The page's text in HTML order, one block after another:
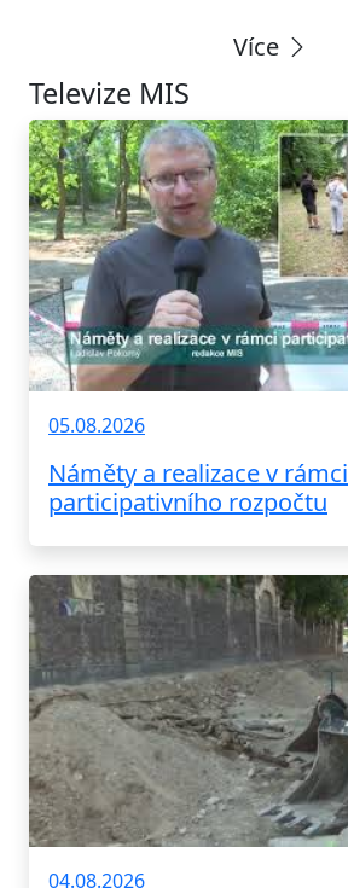
Více
Televize MIS
05.08.2026
Náměty a realizace v rámci
participativního rozpočtu
04.08.2026